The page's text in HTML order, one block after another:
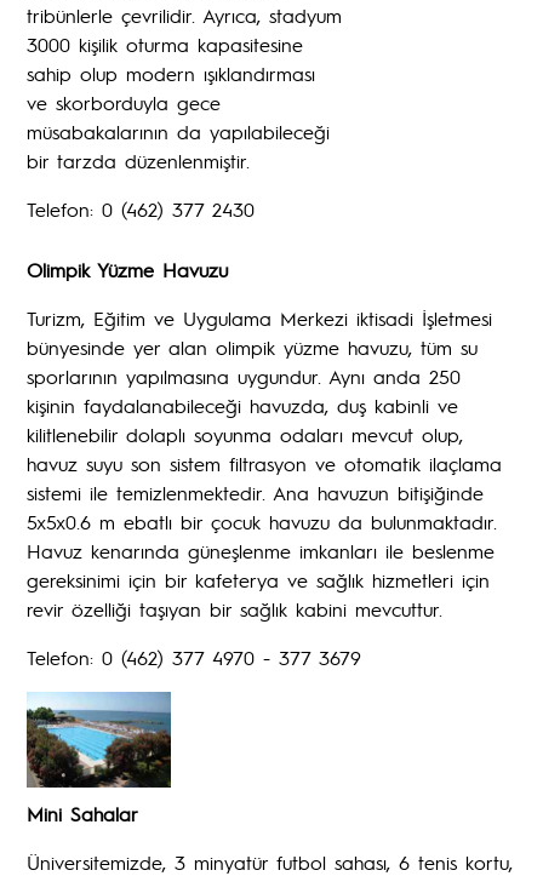
tribünlerle çevrilidir. Ayrıca, stadyum
3000 kişilik oturma kapasitesine
sahip olup modern ışıklandırması
ve skorborduyla gece
müsabakalarının da yapılabileceği
bir tarzda düzenlenmiştir.
Telefon: 0 (462) 377 2430
Olimpik Yüzme Havuzu
Turizm, Eğitim ve Uygulama Merkezi iktisadi İşletmesi
bünyesinde yer alan olimpik yüzme havuzu, tüm su
sporlarının yapılmasına uygundur. Aynı anda 250
kişinin faydalanabileceği havuzda, duş kabinli ve
kilitlenebilir dolaplı soyunma odaları mevcut olup,
havuz suyu son sistem filtrasyon ve otomatik ilaçlama
sistemi ile temizlenmektedir. Ana havuzun bitişiğinde
5x5x0.6 m ebatlı bir çocuk havuzu da bulunmaktadır.
Havuz kenarında güneşlenme imkanları ile beslenme
gereksinimi için bir kafeterya ve sağlık hizmetleri için
revir özelliği taşıyan bir sağlık kabini mevcuttur.
Telefon: 0 (462) 377 4970 - 377 3679
Mini Sahalar
Üniversitemizde, 3 minyatür futbol sahası, 6 tenis kortu,